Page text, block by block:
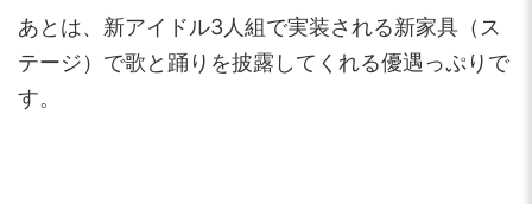
あとは、新アイドル3人組で実装される新家具（ス
テージ）で歌と踊りを披露してくれる優遇っぷりで
す。